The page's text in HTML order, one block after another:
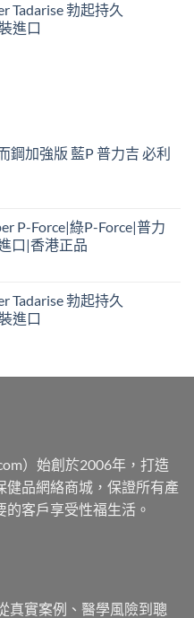
Tadarise 勃起持久
進口
鋼加強版 藍P 普力吉 必利
P-Force|綠P-Force|普力
口|香港正品
Tadarise 勃起持久
進口
）始創於2006年，打造
健品網絡商城，保證所有產
客戶享受性福生活。
真實案例、醫學風險到聰